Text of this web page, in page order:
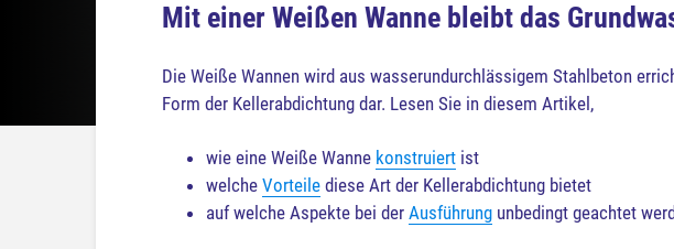
Mit einer Weißen Wanne bleibt das
Die Weiße Wannen wird aus wasserundurchlässigem Stahlbeton
Form der Kellerabdichtung dar. Lesen Sie in diesem Artikel,
wie eine Weiße Wanne konstruiert ist
welche Vorteile diese Art der Kellerabdichtung bietet
auf welche Aspekte bei der Ausführung unbedingt geachtet